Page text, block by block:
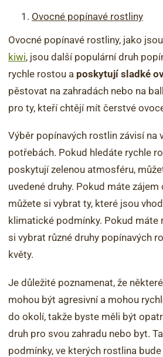
Ovocné popínavé rostliny
Ovocné popínavé rostliny, jako
kiwi, jsou další populární druh
rychle rostou a poskytují sladké
pěstovat na zahradách nebo na
pro ty, kteří chtějí mít čerstvé
Výběr popínavých rostlin závisí na
potřebách. Pokud hledáte rychle
poskytují zelenou atmosféru,
uvedené druhy. Pokud máte
můžete si vybrat ty, které jsou
klimatické podmínky. Pokud máte
si vybrat různé druhy popínavých
květy.
Je důležité poznamenat, že
mohou být agresivní a mohou
do okolí, takže byste měli být
druh pro svou zahradu nebo byt.
podmínky, ve kterých rostlina